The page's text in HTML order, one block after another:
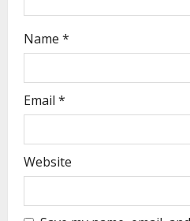
Name *
Email *
Website